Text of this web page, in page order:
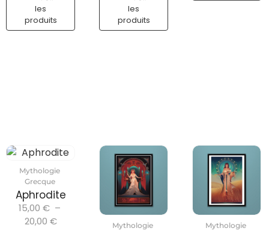
les
produits
les
produits
Mythologie
Grecque
Aphrodite
15,00 € –
20,00 €
Mythologie
Mythologie